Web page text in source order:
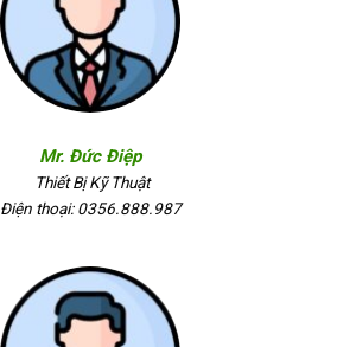
Mr. Đức Điệp
Thiết Bị Kỹ Thuật
Điện thoại: 0356.888.987